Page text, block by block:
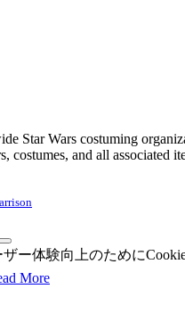
Star Wars costuming
costumes, and all
ー体験向上のために
More